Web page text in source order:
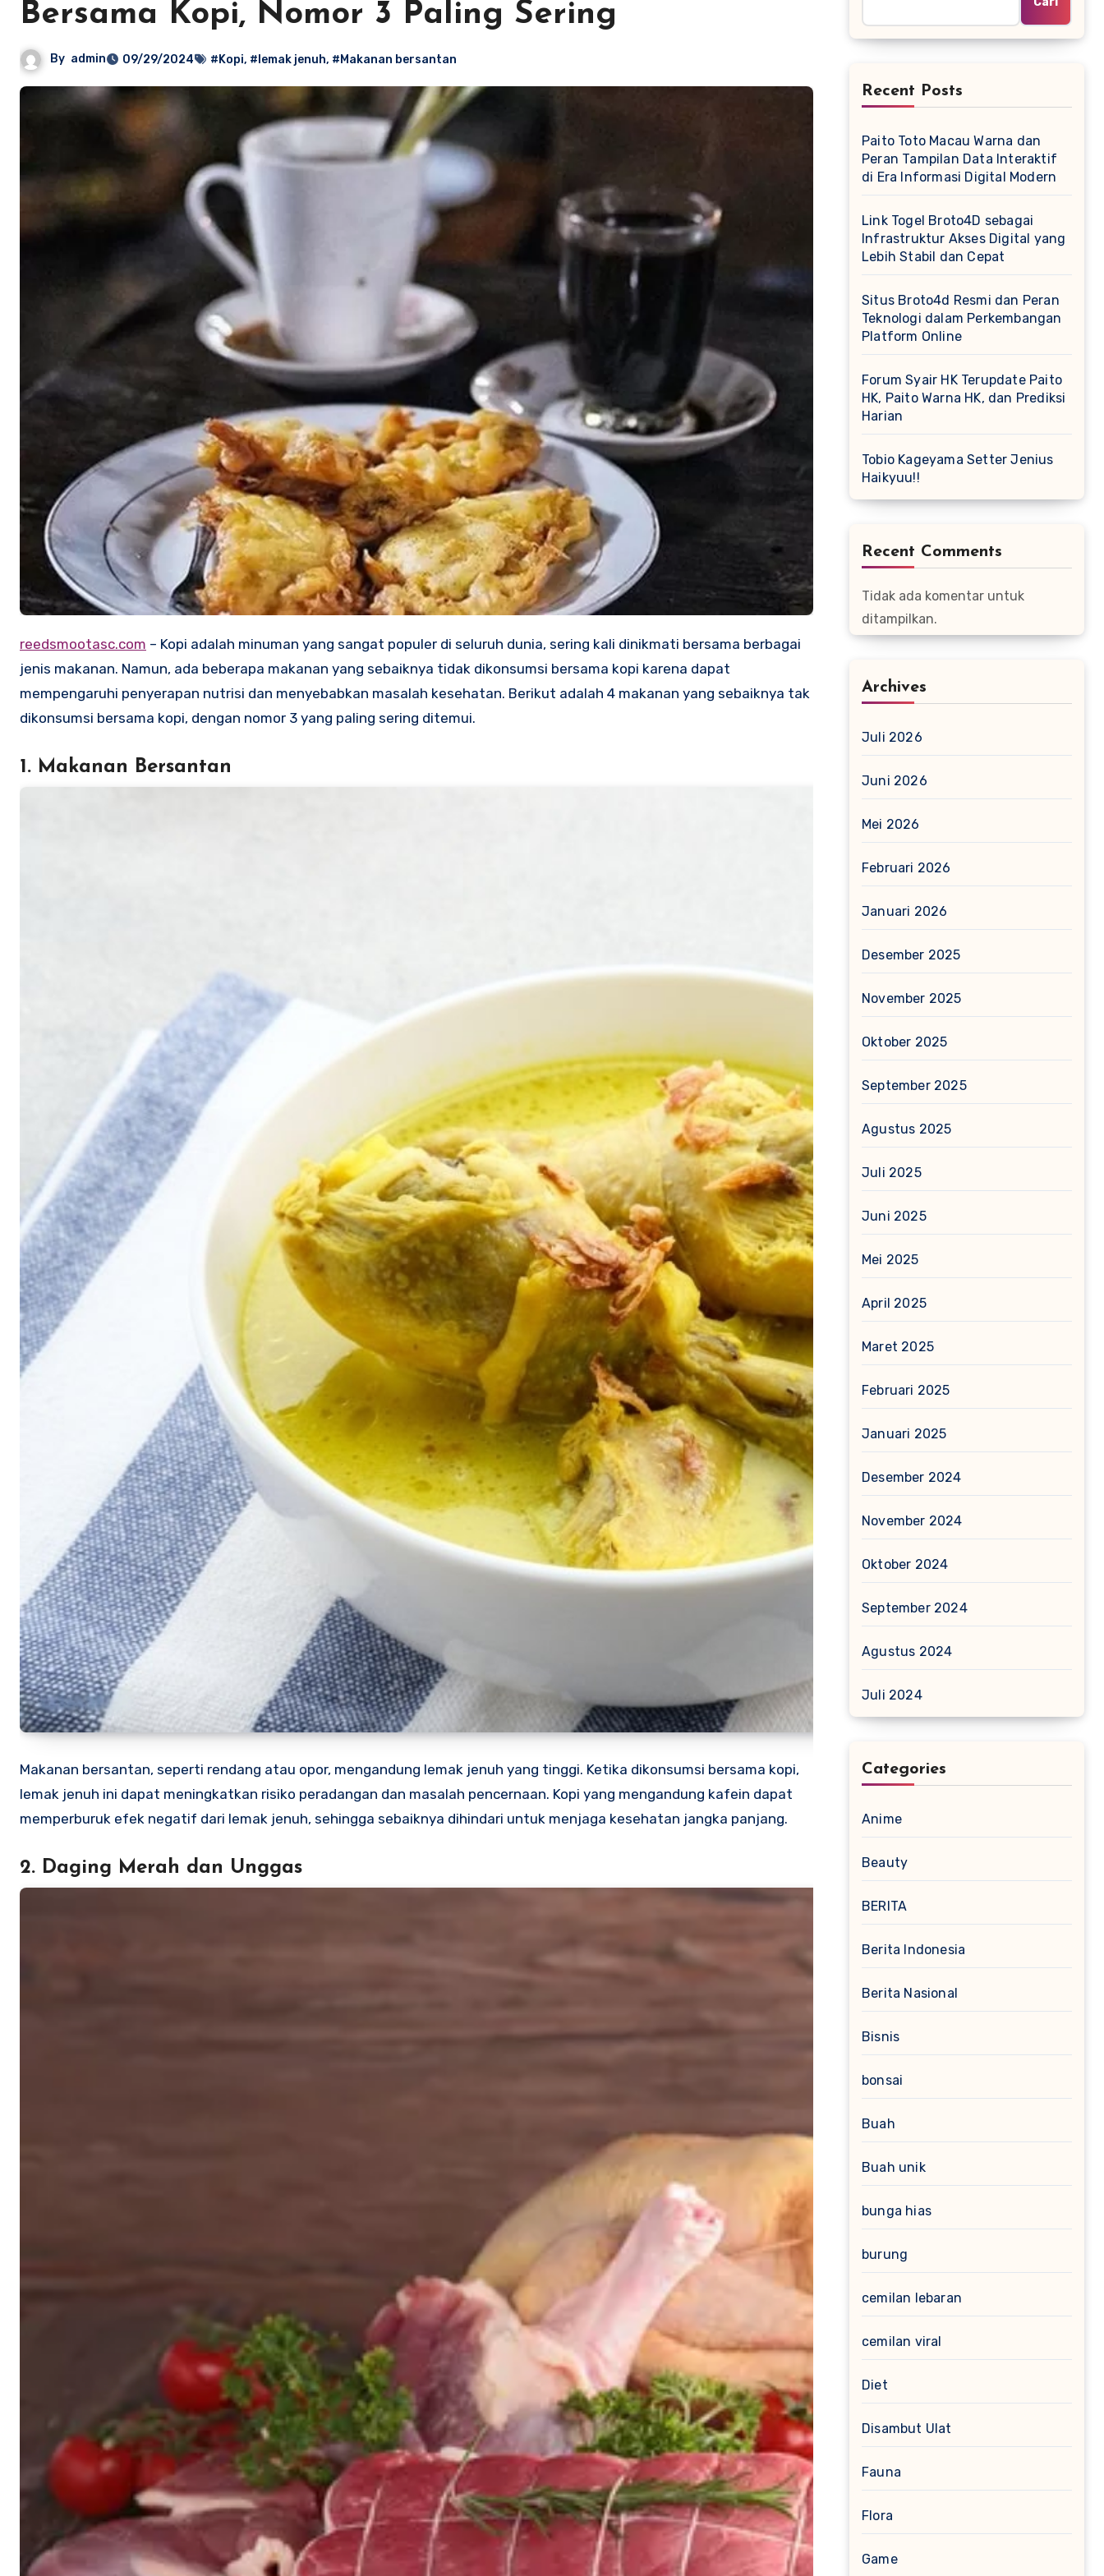
Bersama Kopi, Nomor 3 Paling Sering
By admin 09/29/2024 #Kopi, #lemak jenuh, #Makanan bersantan
reedsmootasc.com – Kopi adalah minuman yang sangat populer di seluruh dunia, sering kali dinikmati bersama berbagai
jenis makanan. Namun, ada beberapa makanan yang sebaiknya tidak dikonsumsi bersama kopi karena dapat
mempengaruhi penyerapan nutrisi dan menyebabkan masalah kesehatan. Berikut adalah 4 makanan yang sebaiknya tak
dikonsumsi bersama kopi, dengan nomor 3 yang paling sering ditemui.
1. Makanan Bersantan
Makanan bersantan, seperti rendang atau opor, mengandung lemak jenuh yang tinggi. Ketika dikonsumsi bersama kopi,
lemak jenuh ini dapat meningkatkan risiko peradangan dan masalah pencernaan. Kopi yang mengandung kafein dapat
memperburuk efek negatif dari lemak jenuh, sehingga sebaiknya dihindari untuk menjaga kesehatan jangka panjang.
2. Daging Merah dan Unggas
Recent Posts
Paito Toto Macau Warna dan
Peran Tampilan Data Interaktif
di Era Informasi Digital Modern
Link Togel Broto4D sebagai
Infrastruktur Akses Digital yang
Lebih Stabil dan Cepat
Situs Broto4d Resmi dan Peran
Teknologi dalam Perkembangan
Platform Online
Forum Syair HK Terupdate Paito
HK, Paito Warna HK, dan Prediksi
Harian
Tobio Kageyama Setter Jenius
Haikyuu!!
Recent Comments
Tidak ada komentar untuk
ditampilkan.
Archives
Juli 2026
Juni 2026
Mei 2026
Februari 2026
Januari 2026
Desember 2025
November 2025
Oktober 2025
September 2025
Agustus 2025
Juli 2025
Juni 2025
Mei 2025
April 2025
Maret 2025
Februari 2025
Januari 2025
Desember 2024
November 2024
Oktober 2024
September 2024
Agustus 2024
Juli 2024
Categories
Anime
Beauty
BERITA
Berita Indonesia
Berita Nasional
Bisnis
bonsai
Buah
Buah unik
bunga hias
burung
cemilan lebaran
cemilan viral
Diet
Disambut Ulat
Fauna
Flora
Game